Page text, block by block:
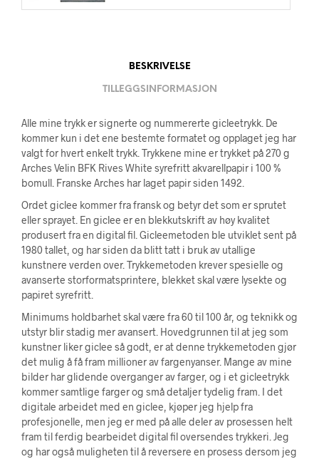
BESKRIVELSE
TILLEGGSINFORMASJON
Alle mine trykk er signerte og nummererte gicleetrykk. De
kommer kun i det ene bestemte formatet og opplaget jeg har
valgt for hvert enkelt trykk. Trykkene mine er trykket på 270 g
Arches Velin BFK Rives White syrefritt akvarellpapir i 100 %
bomull. Franske Arches har laget papir siden 1492.
Ordet giclee kommer fra fransk og betyr det som er sprutet
eller sprayet. En giclee er en blekkutskrift av høy kvalitet
produsert fra en digital fil. Gicleemetoden ble utviklet sent på
1980 tallet, og har siden da blitt tatt i bruk av utallige
kunstnere verden over. Trykkemetoden krever spesielle og
avanserte storformatsprintere, blekket skal være lysekte og
papiret syrefritt.
Minimums holdbarhet skal være fra 60 til 100 år, og teknikk og
utstyr blir stadig mer avansert. Hovedgrunnen til at jeg som
kunstner liker giclee så godt, er at denne trykkemetoden gjør
det mulig å få fram millioner av fargenyanser. Mange av mine
bilder har glidende overganger av farger, og i et gicleetrykk
kommer samtlige farger og små detaljer tydelig fram. I det
digitale arbeidet med en giclee, kjøper jeg hjelp fra
profesjonelle, men jeg er med på alle deler av prosessen helt
fram til ferdig bearbeidet digital fil oversendes trykkeri. Jeg
og har også muligheten til å reversere en prosess dersom jeg